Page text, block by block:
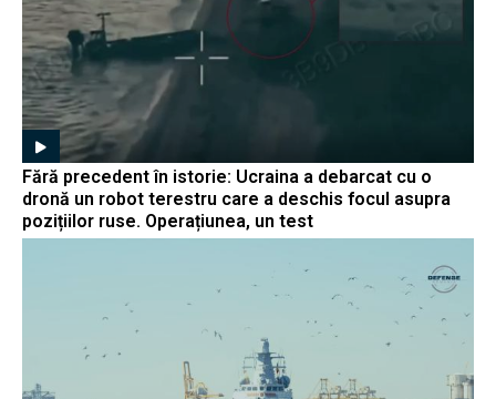
Fără precedent în istorie: Ucraina a debarcat cu o
dronă un robot terestru care a deschis focul asupra
pozițiilor ruse. Operațiunea, un test